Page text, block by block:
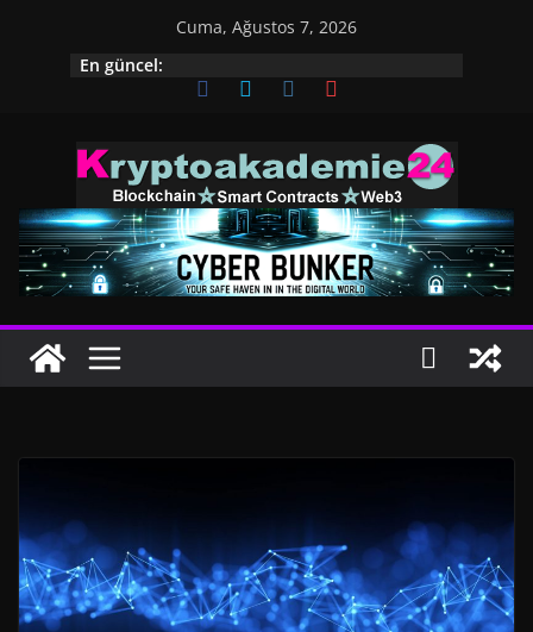
Cuma, Ağustos 7, 2026
En güncel: